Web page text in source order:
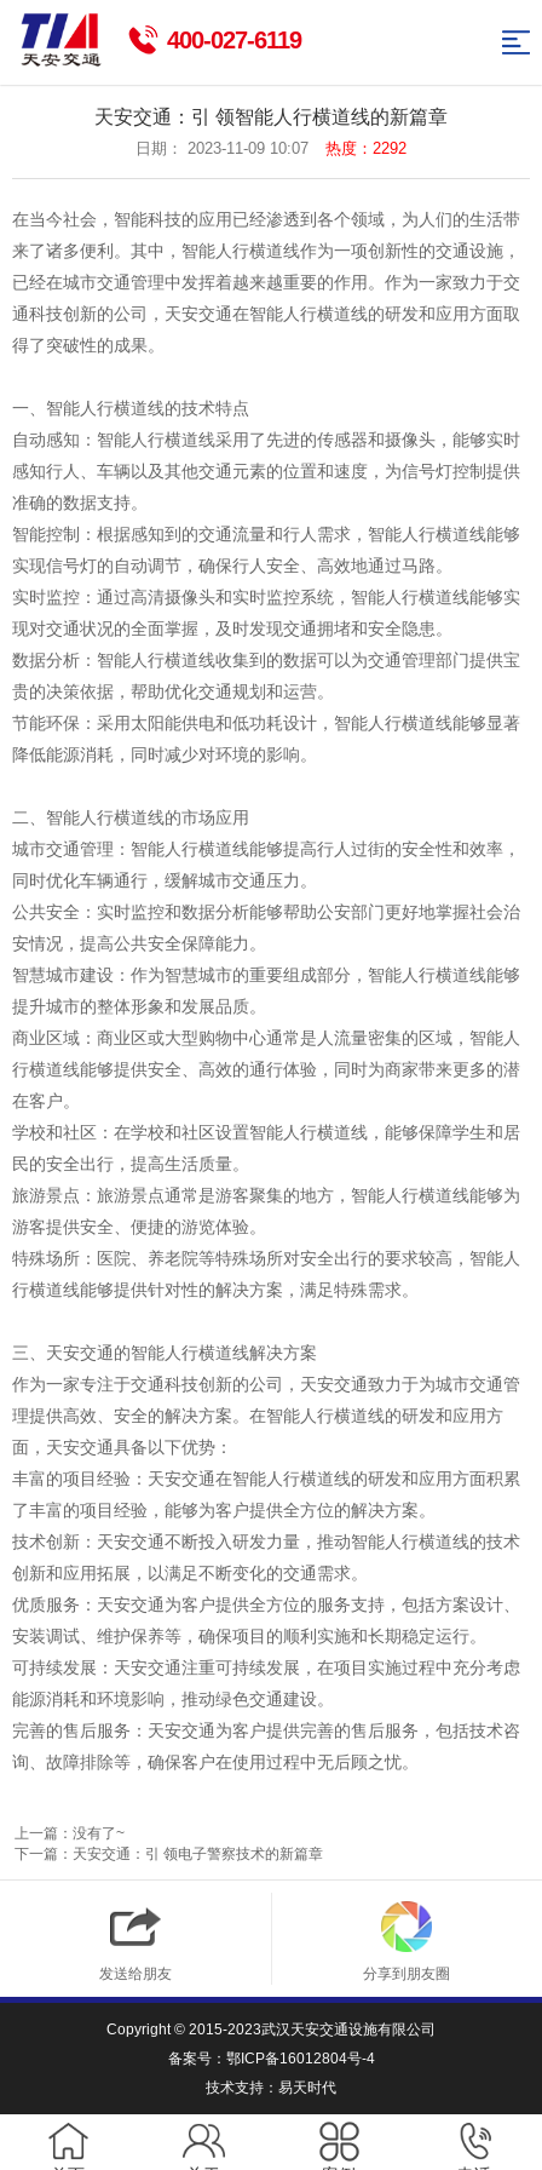
400-027-6119
网
站
航
智
志
杆
能
关
们资
讯
系
我
们
返
回
首
页
天安交通：引 领智能人行横道线的新篇章
日期： 2023-11-09 10:07 热度：2292
在当今社会，智能科技的应用已经渗透到各个领域，为人们的生活带
来了诸多便利。其中，智能人行横道线作为一项创新性的交通设施，
已经在城市交通管理中发挥着越来越重要的作用。作为一家致力于交
通科技创新的公司，天安交通在智能人行横道线的研发和应用方面取
得了突破性的成果。
一、智能人行横道线的技术特点
自动感知：智能人行横道线采用了先进的传感器和摄像头，能够实时
感知行人、车辆以及其他交通元素的位置和速度，为信号灯控制提供
准确的数据支持。
智能控制：根据感知到的交通流量和行人需求，智能人行横道线能够
实现信号灯的自动调节，确保行人安全、高效地通过马路。
实时监控：通过高清摄像头和实时监控系统，智能人行横道线能够实
现对交通状况的全面掌握，及时发现交通拥堵和安全隐患。
数据分析：智能人行横道线收集到的数据可以为交通管理部门提供宝
贵的决策依据，帮助优化交通规划和运营。
节能环保：采用太阳能供电和低功耗设计，智能人行横道线能够显著
降低能源消耗，同时减少对环境的影响。
二、智能人行横道线的市场应用
城市交通管理：智能人行横道线能够提高行人过街的安全性和效率，
同时优化车辆通行，缓解城市交通压力。
公共安全：实时监控和数据分析能够帮助公安部门更好地掌握社会治
安情况，提高公共安全保障能力。
智慧城市建设：作为智慧城市的重要组成部分，智能人行横道线能够
提升城市的整体形象和发展品质。
商业区域：商业区或大型购物中心通常是人流量密集的区域，智能人
行横道线能够提供安全、高效的通行体验，同时为商家带来更多的潜
在客户。
学校和社区：在学校和社区设置智能人行横道线，能够保障学生和居
民的安全出行，提高生活质量。
旅游景点：旅游景点通常是游客聚集的地方，智能人行横道线能够为
游客提供安全、便捷的游览体验。
特殊场所：医院、养老院等特殊场所对安全出行的要求较高，智能人
行横道线能够提供针对性的解决方案，满足特殊需求。
三、天安交通的智能人行横道线解决方案
作为一家专注于交通科技创新的公司，天安交通致力于为城市交通管
理提供高效、安全的解决方案。在智能人行横道线的研发和应用方
面，天安交通具备以下优势：
丰富的项目经验：天安交通在智能人行横道线的研发和应用方面积累
了丰富的项目经验，能够为客户提供全方位的解决方案。
技术创新：天安交通不断投入研发力量，推动智能人行横道线的技术
创新和应用拓展，以满足不断变化的交通需求。
优质服务：天安交通为客户提供全方位的服务支持，包括方案设计、
安装调试、维护保养等，确保项目的顺利实施和长期稳定运行。
可持续发展：天安交通注重可持续发展，在项目实施过程中充分考虑
能源消耗和环境影响，推动绿色交通建设。
完善的售后服务：天安交通为客户提供完善的售后服务，包括技术咨
询、故障排除等，确保客户在使用过程中无后顾之忧。
上一篇：没有了~
下一篇：天安交通：引 领电子警察技术的新篇章
发送给朋友 分享到朋友圈
Copyright © 2015-2023武汉天安交通设施有限公司
备案号： 鄂ICP备16012804号-4
技术支持： 易天时代